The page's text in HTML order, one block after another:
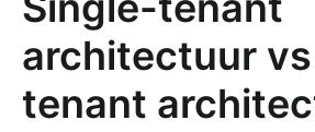
architectuur
tenant